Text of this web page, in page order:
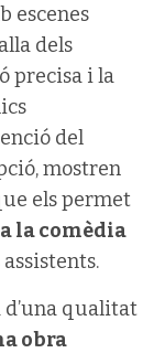
escenes
dels
precisa i la
del
mostren
els permet
la comèdia
d’una qualitat
obra